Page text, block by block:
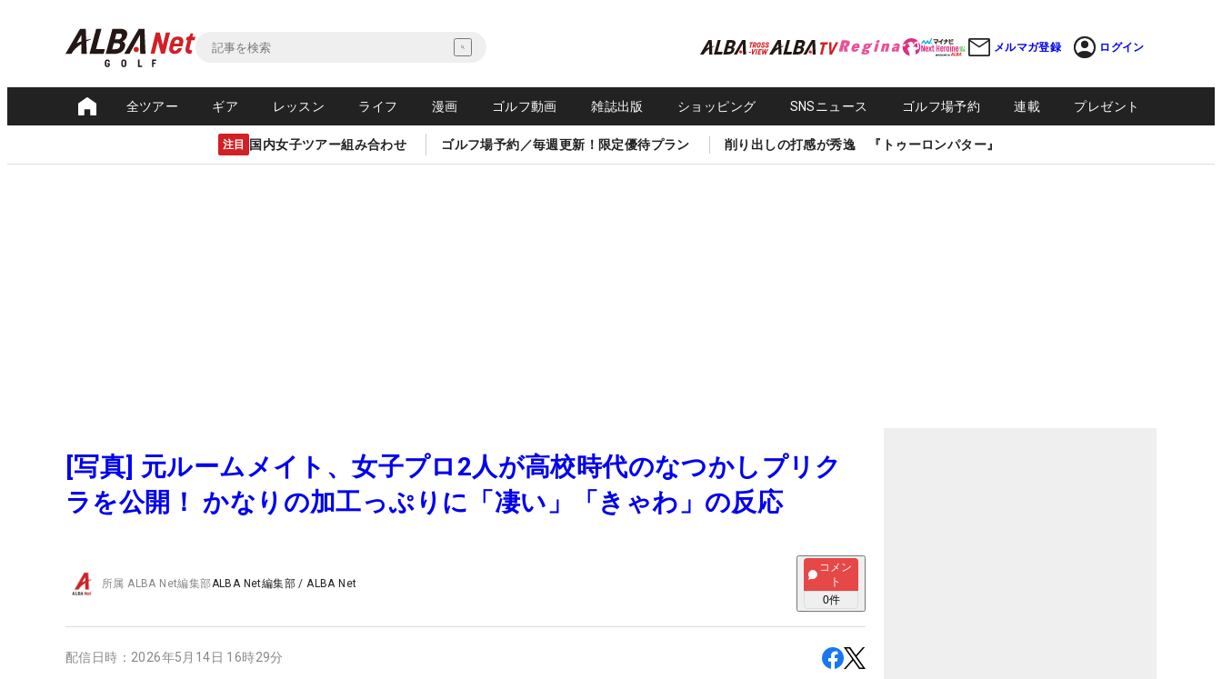
メルマガ登録 ログイン
全ツアー ギア レッスン ライフ 漫画 ゴルフ動画 雑誌出版 ショッピング SNSニュース ゴルフ場予約 連載 プレゼント
注目 国内女子ツアー組み合わせ ゴルフ場予約／毎週更新！限定優待プラン 削り出しの打感が秀逸 『トゥーロンパター』
[写真] 元ルームメイト、女子プロ2人が高校時代のなつかしプリク
ラを公開！ かなりの加工っぷりに「凄い」「きゃわ」の反応
所属ALBA Net編集部ALBA Net編集部 /ALBA Net
コメン
ト
0件
配信日時： 2026年5月14日 16時29分